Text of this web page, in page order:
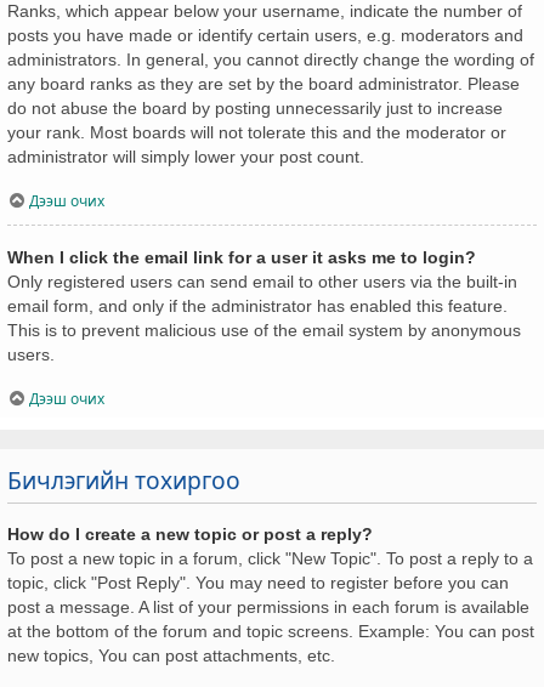
Ranks, which appear below your username, indicate the number of
posts you have made or identify certain users, e.g. moderators and
administrators. In general, you cannot directly change the wording of
any board ranks as they are set by the board administrator. Please
do not abuse the board by posting unnecessarily just to increase
your rank. Most boards will not tolerate this and the moderator or
administrator will simply lower your post count.
Дээш очих
When I click the email link for a user it asks me to login?
Only registered users can send email to other users via the built-in
email form, and only if the administrator has enabled this feature.
This is to prevent malicious use of the email system by anonymous
users.
Дээш очих
Бичлэгийн тохиргоо
How do I create a new topic or post a reply?
To post a new topic in a forum, click "New Topic". To post a reply to a
topic, click "Post Reply". You may need to register before you can
post a message. A list of your permissions in each forum is available
at the bottom of the forum and topic screens. Example: You can post
new topics, You can post attachments, etc.